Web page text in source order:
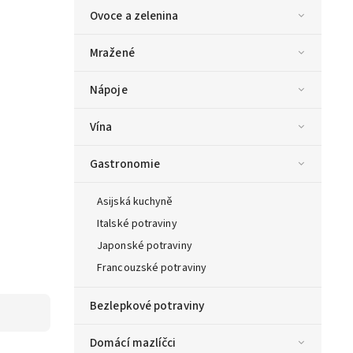
Ovoce a zelenina
Mražené
Nápoje
Vína
Gastronomie
Asijská kuchyně
Italské potraviny
Japonské potraviny
Francouzské potraviny
Bezlepkové potraviny
Domácí mazlíčci